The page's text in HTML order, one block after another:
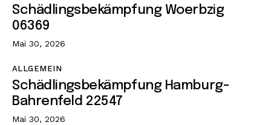
Schädlingsbekämpfung Woerbzig
06369
Mai 30, 2026
ALLGEMEIN
Schädlingsbekämpfung Hamburg-
Bahrenfeld 22547
Mai 30, 2026